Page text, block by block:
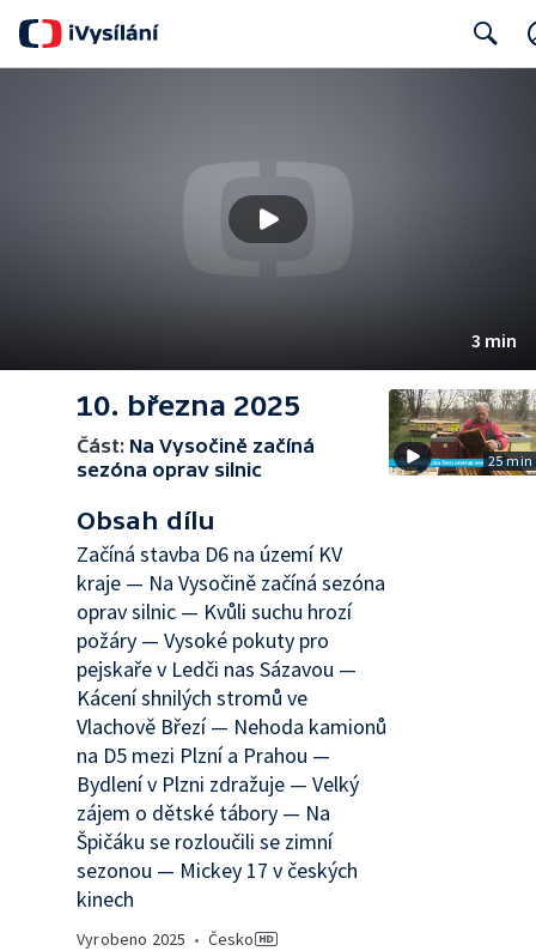
3 min
10. března 2025
Část: Na Vysočině začíná
sezóna oprav silnic
Obsah dílu
Začíná stavba D6 na území KV
kraje — Na Vysočině začíná sezóna
oprav silnic — Kvůli suchu hrozí
požáry — Vysoké pokuty pro
pejskaře v Ledči nas Sázavou —
Kácení shnilých stromů ve
Vlachově Březí — Nehoda kamionů
na D5 mezi Plzní a Prahou —
Bydlení v Plzni zdražuje — Velký
zájem o dětské tábory — Na
Špičáku se rozloučili se zimní
sezonou — Mickey 17 v českých
kinech
Vyrobeno 2025 • Česko
25 min